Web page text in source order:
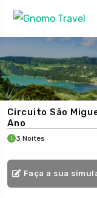
Circuito São
Ano
3 Noites
Faça a sua